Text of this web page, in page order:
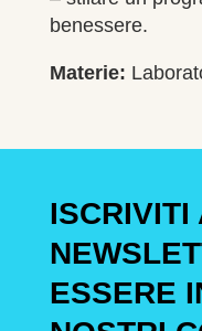
benessere.
Materie:
ISCRIVITI
ESSERE